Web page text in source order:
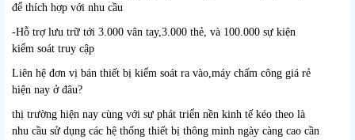
để thích hợp với nhu cầu
-Hỗ trợ lưu trữ tới 3.000 vân tay,3.000 thẻ, và 100.000 sự kiện
kiểm soát truy cập
Liên hệ đơn vị bán thiết bị kiểm soát ra vào,máy chấm công giá rẻ
hiện nay ở đâu?
thị trường hiện nay cùng với sự phát triển nền kinh tế kéo theo là
nhu cầu sử dụng các hệ thống thiết bị thông minh ngày càng cao cần